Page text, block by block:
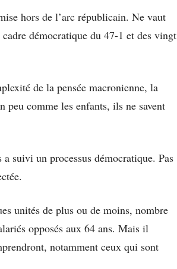
hors de l’arc républicain. Ne vaut
démocratique du 47-1 et des vingt
de la pensée macronienne, la
peu comme les enfants, ils ne savent
suivi un processus démocratique. Pas
unités de plus ou de moins, nombre
opposés aux 64 ans. Mais il
notamment ceux qui sont